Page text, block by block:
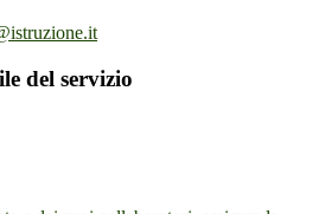
del servizio